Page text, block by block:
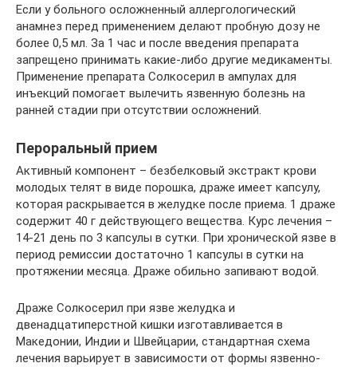
Если у больного осложненный аллергологический
анамнез перед применением делают пробную дозу не
более 0,5 мл. За 1 час и после введения препарата
запрещено принимать какие-либо другие медикаменты.
Применение препарата Солкосерил в ампулах для
инъекций помогает вылечить язвенную болезнь на
ранней стадии при отсутствии осложнений.
Пероральный прием
Активный компонент – безбелковый экстракт крови
молодых телят в виде порошка, драже имеет капсулу,
которая раскрывается в желудке после приема. 1 драже
содержит 40 г действующего вещества. Курс лечения –
14-21 день по 3 капсулы в сутки. При хронической язве в
период ремиссии достаточно 1 капсулы в сутки на
протяжении месяца. Драже обильно запивают водой.
Драже Солкосерил при язве желудка и
двенадцатиперстной кишки изготавливается в
Македонии, Индии и Швейцарии, стандартная схема
лечения варьирует в зависимости от формы язвенно-